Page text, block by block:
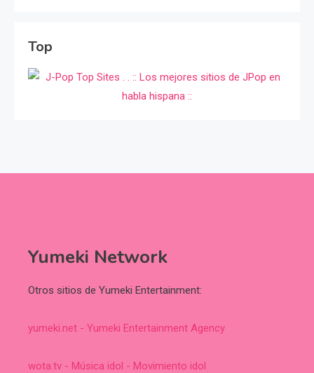
Top
Yumeki Network
Otros sitios de Yumeki Entertainment:
yumeki.net - Yumeki Entertainment Agency
wota.tv - Música idol - Movimiento idol